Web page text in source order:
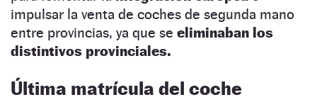
impulsar la venta de coches de segunda mano
entre provincias, ya que se eliminaban los
distintivos provinciales.
Última matrícula del coche